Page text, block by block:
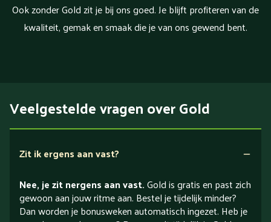
Ook zonder Gold zit je bij ons goed. Je blijft profiteren van de
kwaliteit, gemak en smaak die je van ons gewend bent.
Veelgestelde vragen over Gold
Zit ik ergens aan vast?
Nee, je zit nergens aan vast.Gold is gratis en past zich
gewoon aan jouw ritme aan. Bestel je tijdelijk minder?
Dan worden je bonusweken automatisch ingezet. Heb je